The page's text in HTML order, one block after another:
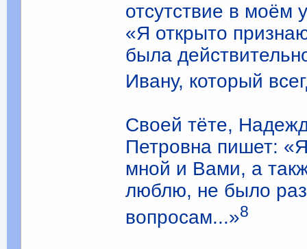
отсутствие в моём
«Я открыто
была
Ивану, который
Своей тёте,
Петровна пишет:
мной и Вами, а
люблю, не было
вопросам...»8